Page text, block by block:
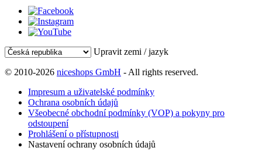
Upravit zemi / jazyk
© 2010-2026 niceshops GmbH - All rights reserved.
Impresum a uživatelské podmínky
Ochrana osobních údajů
Všeobecné obchodní podmínky (VOP) a pokyny pro
odstoupení
Prohlášení o přístupnosti
Nastavení ochrany osobních údajů